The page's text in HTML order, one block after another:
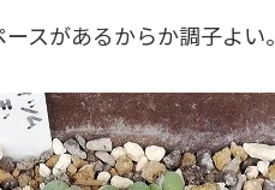
スがあるからか調子よい。